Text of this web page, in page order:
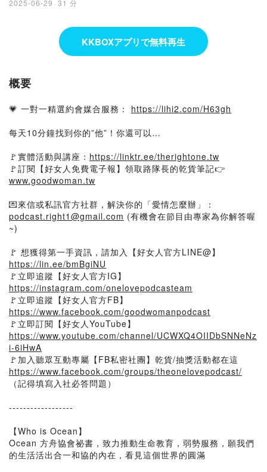
2025-06-29 · 31 分
KKBOXアプリで無料再生
概要
💗 一對一精選約會媒合服務： https://lihi2.com/H63gh
每天10分鐘找到你的”他”！你還可以…
🚩實體活動與講座： https://linktr.ee/therightone.tw
🚩訂閱【好女人免費電子報】領取路隊長的乾貨筆記👉
www.goodwoman.tw
💌來信或私訊官方社群，解決你的「愛情怎麼辦」：
podcast.right1@gmail.com (有機會在節目由專家為你解答喔
~)
🚩 想獲得第一手資訊，請加入【好女人官方LINE@】
https://lin.ee/bmBgiNU
🚩立即追蹤【好女人官方IG】
https://instagram.com/onelovepodcasteam
🚩立即追蹤【好女人官方FB】
https://www.facebook.com/goodwomanpodcast
🚩立即訂閱【好女人YouTube】
https://www.youtube.com/channel/UCWXQ4OIIDbSNNeNz
i-6iHwA
🚩加入聽眾互動專屬【FB私密社團】乾貨/抽獎活動都在這
https://www.facebook.com/groups/theonelovepodcast/
（記得填寫入社必答問題）
------------------
【Who is Ocean】
Ocean 方舟協會祕書，致力推動生命教育，弱勢服務，願我們
的生活活出合一和協的內在，看見這個世界的圓滿